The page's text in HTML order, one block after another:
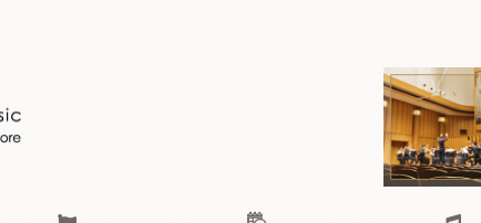
と 海の向こうの音楽家 Aから
過去の特集
信スケジュール
さ